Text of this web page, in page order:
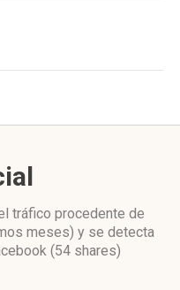
tráfico procedente de
meses) y se detecta
(54 shares)